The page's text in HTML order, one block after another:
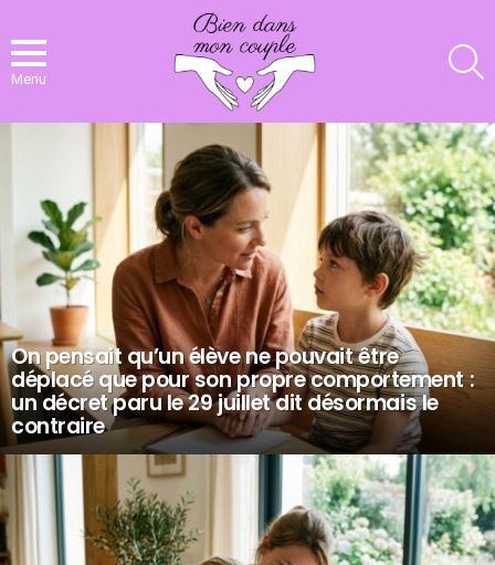
Menu
On pensait qu’un élève ne pouvait être
déplacé que pour son propre comportement :
un décret paru le 29 juillet dit désormais le
contraire